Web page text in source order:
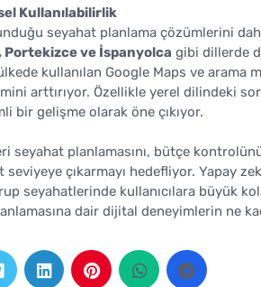
Kullanılabilirlik
seyahat planlama çözümlerini
Portekizce ve İspanyolca gibi dillerde
kullanılan Google Maps ve arama
arttırıyor. Özellikle yerel dilindeki
bir gelişme olarak öne çıkıyor.
seyahat planlamasını, bütçe
seviyeye çıkarmayı hedefliyor. Yapay
seyahatlerinde kullanıcılara büyük
dair dijital deneyimlerin ne